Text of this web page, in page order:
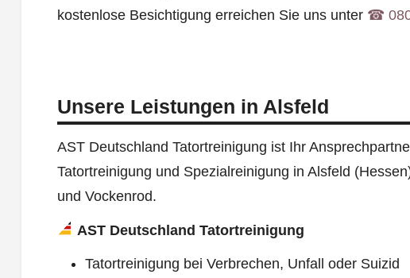
kostenlose Besichtigung erreichen Sie uns unter ☎︎
Unsere Leistungen in Alsfeld
AST Deutschland Tatortreinigung ist Ihr
Tatortreinigung und Spezialreinigung in Alsfeld
und Vockenrod.
AST Deutschland Tatortreinigung
Tatortreinigung bei Verbrechen, Unfall oder Suizid